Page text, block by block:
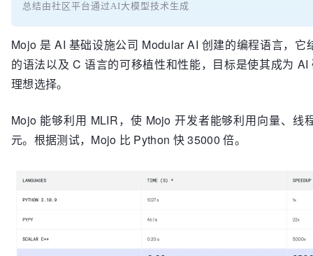
总结由社区平台通过AI大模型技术生成
Mojo 是 AI 基础设施公司 Modular AI 创建的编程语言，它
的语法以及 C 语言的可移植性和性能，目标是使其成为 AI
理想选择。
Mojo 能够利用 MLIR，使 Mojo 开发者能够利用向量、线
元。根据测试，Mojo 比 Python 快 35000 倍。